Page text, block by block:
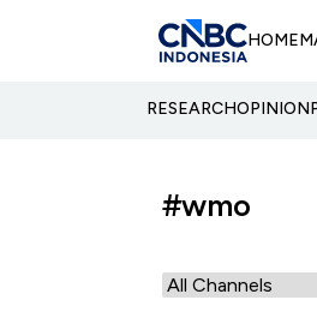
HOME
RESEARCHOPINION
#wmo